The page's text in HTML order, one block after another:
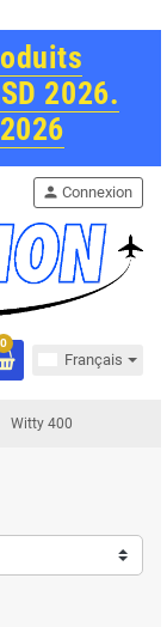
2026.
person Connexion
0
Français
Witty 400